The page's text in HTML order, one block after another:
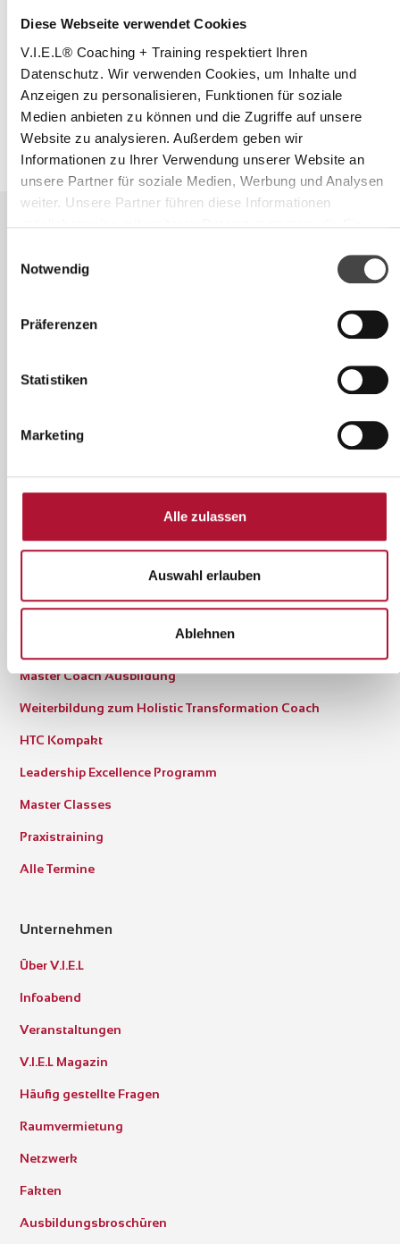
Diese Webseite verwendet Cookies
V.I.E.L® Coaching + Training respektiert Ihren
Datenschutz. Wir verwenden Cookies, um Inhalte und
Anzeigen zu personalisieren, Funktionen für soziale
Medien anbieten zu können und die Zugriffe auf unsere
Website zu analysieren. Außerdem geben wir
Informationen zu Ihrer Verwendung unserer Website an
unsere Partner für soziale Medien, Werbung und Analysen
weiter. Unsere Partner führen diese Informationen
Nutzung der Dienste gesammelt haben.
Notwendig
Präferenzen
Statistiken
Marketing
Alle zulassen
Auswahl erlauben
Ablehnen
Gesamtkosten
weiter
Ausbildung
Ausbildung zum Business Coach
Intensiv-Seminar Coaching Kompakt
Ausbildung zum Business Trainer
Intensiv-Seminar Training Kompakt
Master Coach Ausbildung
Weiterbildung zum Holistic Transformation Coach
HTC Kompakt
Leadership Excellence Programm
Master Classes
Praxistraining
Alle Termine
Unternehmen
Über V.I.E.L
Infoabend
Veranstaltungen
V.I.E.L Magazin
Häufig gestellte Fragen
Raumvermietung
Netzwerk
Fakten
Ausbildungsbroschüren
Kostenloser Infoabend